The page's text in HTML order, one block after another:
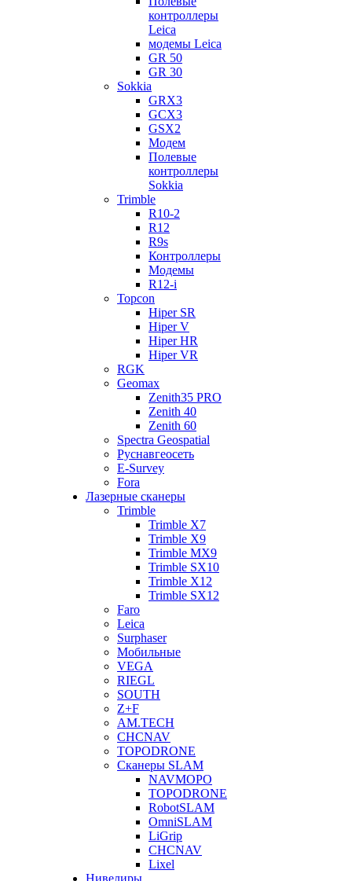
контроллеры
Leica
модемы Leica
GR 50
GR 30
Sokkia
GRX3
GCX3
GSX2
Модем
Полевые
контроллеры
Sokkia
Trimble
R10-2
R12
R9s
Контроллеры
Модемы
R12-i
Topcon
Hiper SR
Hiper V
Hiper HR
Hiper VR
RGK
Geomax
Zenith35 PRO
Zenith 40
Zenith 60
Spectra Geospatial
Руснавгеосеть
E-Survey
Fora
Лазерные сканеры
Trimble
Trimble X7
Trimble X9
Trimble MX9
Trimble SX10
Trimble X12
Trimble SX12
Faro
Leica
Surphaser
Мобильные
VEGA
RIEGL
SOUTH
Z+F
AM.TECH
CHCNAV
TOPODRONE
Сканеры SLAM
NAVMOPO
TOPODRONE
RobotSLAM
OmniSLAM
LiGrip
CHCNAV
Lixel
Нивелиры